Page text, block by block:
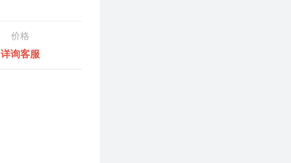
价格
详询客服